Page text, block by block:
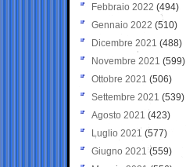
Febbraio 2022 (494)
Gennaio 2022 (510)
Dicembre 2021 (488)
Novembre 2021 (599)
Ottobre 2021 (506)
Settembre 2021 (539)
Agosto 2021 (423)
Luglio 2021 (577)
Giugno 2021(559)